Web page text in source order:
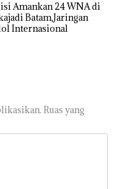
Amankan 24 WNA di
Batam,Jaringan
Judol Internasional
Ruas yang